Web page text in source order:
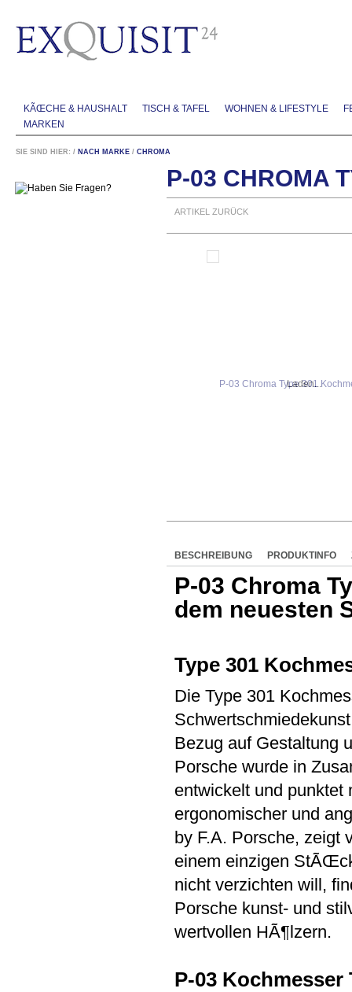
KÃŒCHE & HAUSHALT TISCH & TAFEL WOHNEN & LIFESTYLE
MARKEN
SIE SIND HIER: / NACH MARKE / CHROMA
P-03 CHROMA
ARTIKEL ZURÜCK
Laden...
BESCHREIBUNG PRODUKTINFO
P-03 Chroma
dem neuesten
Type 301
Die Type 301
Bezug auf Gestaltung
Porsche wurde in
entwickelt und punktet
ergonomischer und
by F.A. Porsche, zeigt
einem einzigen
nicht verzichten will,
Porsche kunst- und
wertvollen HÃ¶lzern.
P-03 Kochmesser